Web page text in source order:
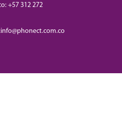
+57 312 272